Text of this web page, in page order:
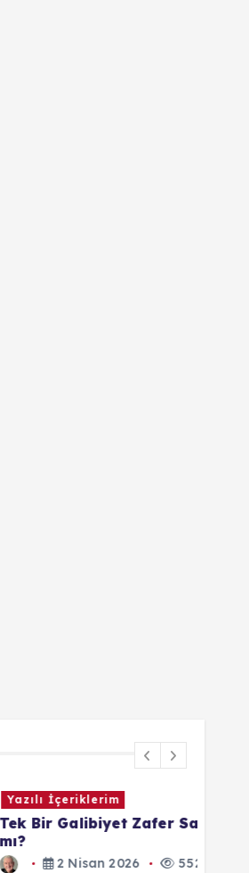
Zafer Sayılır
2 Nisan 2026 552 views